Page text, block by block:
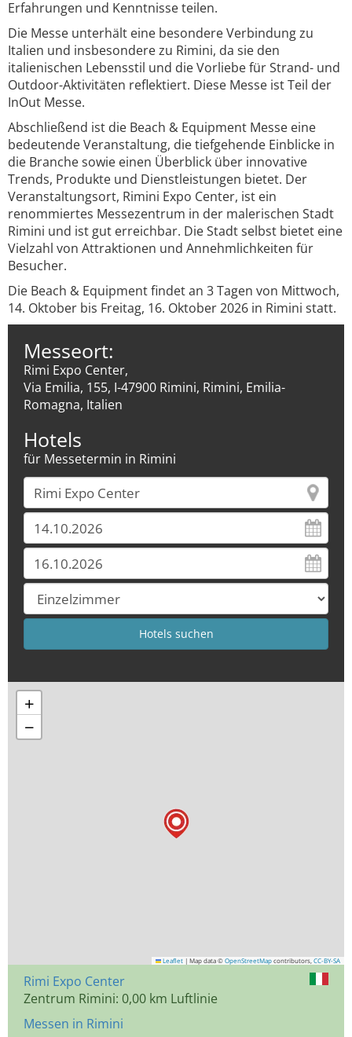
Erfahrungen und Kenntnisse teilen.
Die Messe unterhält eine besondere Verbindung zu
Italien und insbesondere zu Rimini, da sie den
italienischen Lebensstil und die Vorliebe für Strand- und
Outdoor-Aktivitäten reflektiert. Diese Messe ist Teil der
InOut Messe.
Abschließend ist die Beach & Equipment Messe eine
bedeutende Veranstaltung, die tiefgehende Einblicke in
die Branche sowie einen Überblick über innovative
Trends, Produkte und Dienstleistungen bietet. Der
Veranstaltungsort, Rimini Expo Center, ist ein
renommiertes Messezentrum in der malerischen Stadt
Rimini und ist gut erreichbar. Die Stadt selbst bietet eine
Vielzahl von Attraktionen und Annehmlichkeiten für
Besucher.
Die Beach & Equipment findet an 3 Tagen von Mittwoch,
14. Oktober bis Freitag, 16. Oktober 2026 in Rimini statt.
Messeort:
Rimi Expo Center,
Via Emilia, 155, I-47900 Rimini, Rimini, Emilia-
Romagna, Italien
Hotels
für Messetermin in Rimini
+
−
Leaflet | Map data © OpenStreetMap contributors, CC-BY-SA
Rimi Expo Center
Zentrum Rimini: 0,00 km Luftlinie
Messen in Rimini